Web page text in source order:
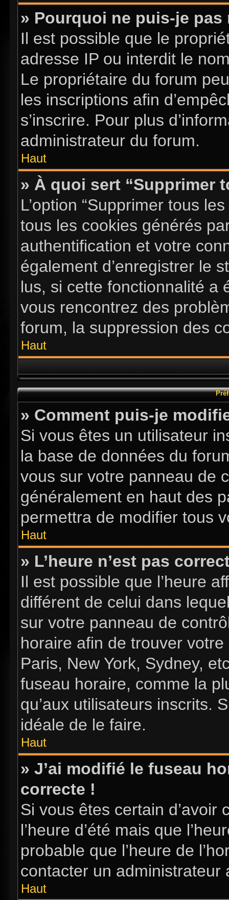
» Pourquoi ne puis-je pas
Il est possible que le
adresse IP ou interdit le
Le propriétaire du forum
les inscriptions afin
s’inscrire. Pour plus
administrateur du forum.
Haut
» À quoi sert “Supprimer
L’option “Supprimer tous
tous les cookies générés
authentification et votre
également d’enregistrer le
lus, si cette fonctionnalité a
vous rencontrez des
forum, la suppression des
Haut
» Comment puis-je
Si vous êtes un utilisateur
la base de données du
vous sur votre panneau de
généralement en haut des
permettra de modifier tous
Haut
» L’heure n’est pas
Il est possible que l’heure
différent de celui dans
sur votre panneau de
horaire afin de trouver
Paris, New York, Sydney,
fuseau horaire, comme la
qu’aux utilisateurs inscrits.
idéale de le faire.
Haut
» J’ai modifié le fuseau
correcte !
Si vous êtes certain
l’heure d’été mais que
probable que l’heure de
contacter un
Haut